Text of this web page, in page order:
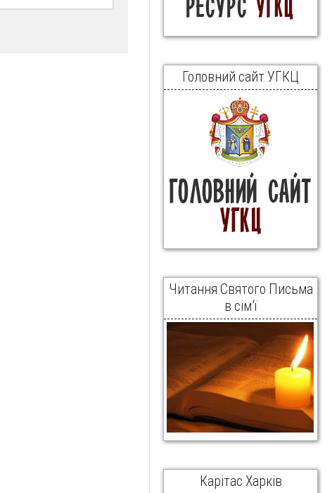
Головний сайт УГКЦ
Читання Святого Письма
в сім’ї
Карітас Харків